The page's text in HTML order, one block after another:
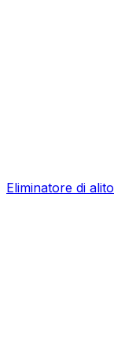
Eliminatore di alito